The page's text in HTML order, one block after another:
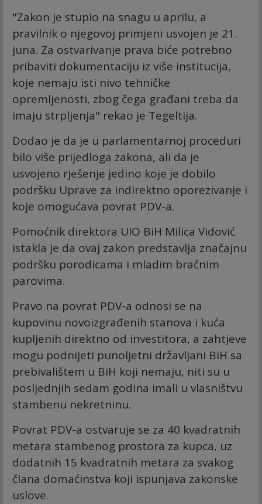
"Zakon je stupio na snagu u aprilu, a
pravilnik o njegovoj primjeni usvojen je 21.
juna. Za ostvarivanje prava biće potrebno
pribaviti dokumentaciju iz više institucija,
koje nemaju isti nivo tehničke
opremljenosti, zbog čega građani treba da
imaju strpljenja" rekao je Tegeltija.
Dodao je da je u parlamentarnoj proceduri
bilo više prijedloga zakona, ali da je
usvojeno rješenje jedino koje je dobilo
podršku Uprave za indirektno oporezivanje i
koje omogućava povrat PDV-a.
Pomoćnik direktora UIO BiH Milica Vidović
istakla je da ovaj zakon predstavlja značajnu
podršku porodicama i mladim bračnim
parovima.
Pravo na povrat PDV-a odnosi se na
kupovinu novoizgrađenih stanova i kuća
kupljenih direktno od investitora, a zahtjeve
mogu podnijeti punoljetni državljani BiH sa
prebivalištem u BiH koji nemaju, niti su u
posljednjih sedam godina imali u vlasništvu
stambenu nekretninu.
Povrat PDV-a ostvaruje se za 40 kvadratnih
metara stambenog prostora za kupca, uz
dodatnih 15 kvadratnih metara za svakog
člana domaćinstva koji ispunjava zakonske
uslove.